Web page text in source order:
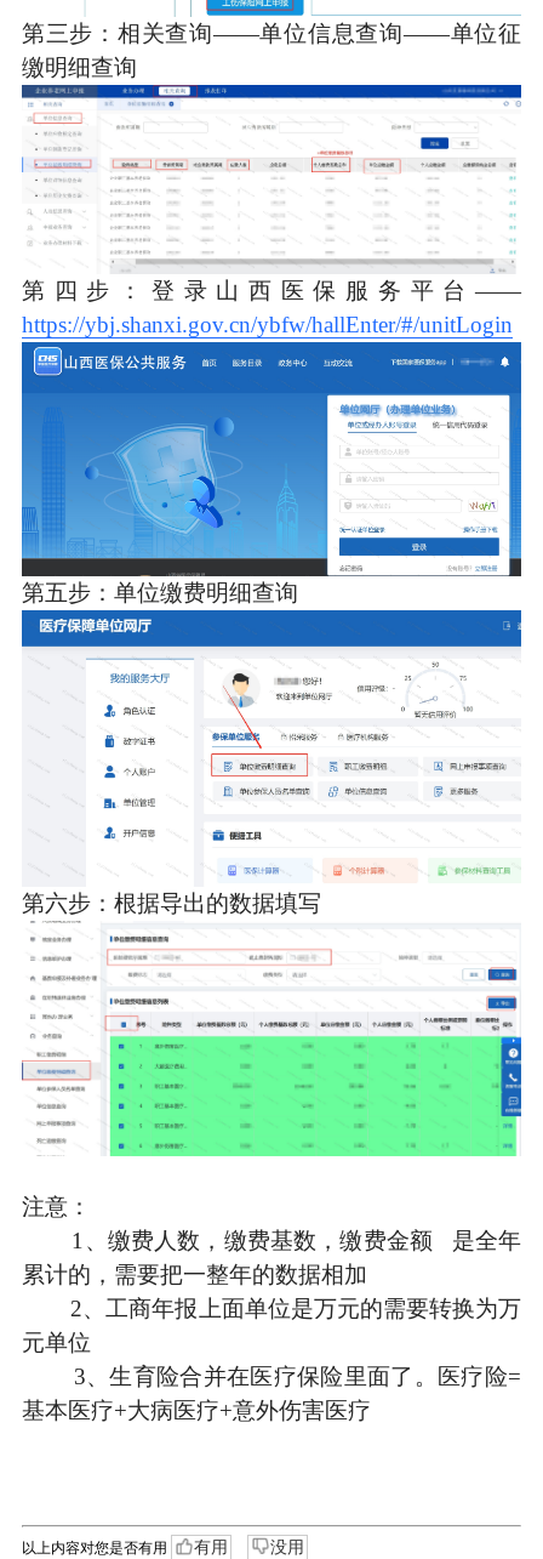
第三步：相关查询——单位信息查询——单位征
缴明细查询
第四步：登录山西医保服务平台——
https://ybj.shanxi.gov.cn/ybfw/hallEnter/#/unitLogin
第五步：单位缴费明细查询
第六步：根据导出的数据填写
注意：
1、缴费人数，缴费基数，缴费金额 是全年
累计的，需要把一整年的数据相加
2、工商年报上面单位是万元的需要转换为万
元单位
3、生育险合并在医疗保险里面了。医疗险=
基本医疗+大病医疗+意外伤害医疗
以上内容对您是否有用 有用 没用